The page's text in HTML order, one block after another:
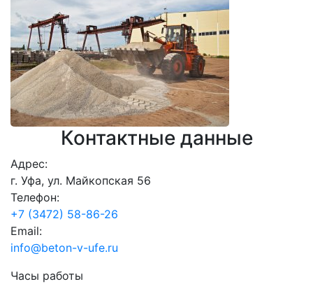
Контактные данные
Адрес:
г. Уфа, ул. Майкопская 56
Телефон:
+7 (3472) 58-86-26
Email:
info@beton-v-ufe.ru
Часы работы